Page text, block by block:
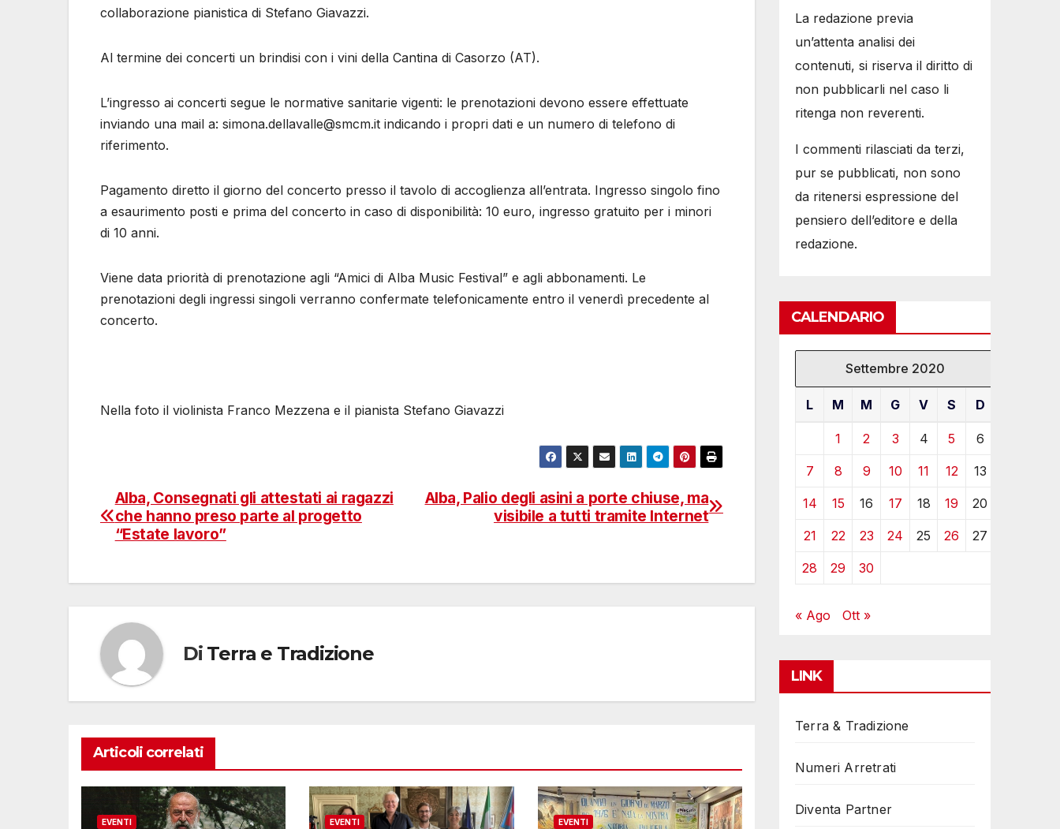
collaborazione pianistica di Stefano Giavazzi.
Al termine dei concerti un brindisi con i vini della Cantina di Casorzo (AT).
L’ingresso ai concerti segue le normative sanitarie vigenti: le prenotazioni devono essere effettuate
inviando una mail a: simona.dellavalle@smcm.it indicando i propri dati e un numero di telefono di
riferimento.
Pagamento diretto il giorno del concerto presso il tavolo di accoglienza all’entrata. Ingresso singolo fino
a esaurimento posti e prima del concerto in caso di disponibilità: 10 euro, ingresso gratuito per i minori
di 10 anni.
Viene data priorità di prenotazione agli “Amici di Alba Music Festival” e agli abbonamenti. Le
prenotazioni degli ingressi singoli verranno confermate telefonicamente entro il venerdì precedente al
concerto.
Nella foto il violinista Franco Mezzena e il pianista Stefano Giavazzi
Navigazione
articoli
Alba, Palio degli asini a porte chiuse, ma
visibile a tutti tramite Internet
Alba, Consegnati gli attestati ai ragazzi
che hanno preso parte al progetto
“Estate lavoro”
Di Terra e Tradizione
Articoli correlati
EVENTI EVENTI EVENTI
La redazione previa
un’attenta analisi dei
contenuti, si riserva il diritto di
non pubblicarli nel caso li
ritenga non reverenti.
I commenti rilasciati da terzi,
pur se pubblicati, non sono
da ritenersi espressione del
pensiero dell’editore e della
redazione.
CALENDARIO
Settembre 2020
L M M G V S D
1 2 3 4 5 6
7 8 9 10 11 12 13
14 15 16 17 18 19 20
21 22 23 24 25 26 27
28 29 30
« Ago Ott »
LINK
Terra & Tradizione
Numeri Arretrati
Diventa Partner